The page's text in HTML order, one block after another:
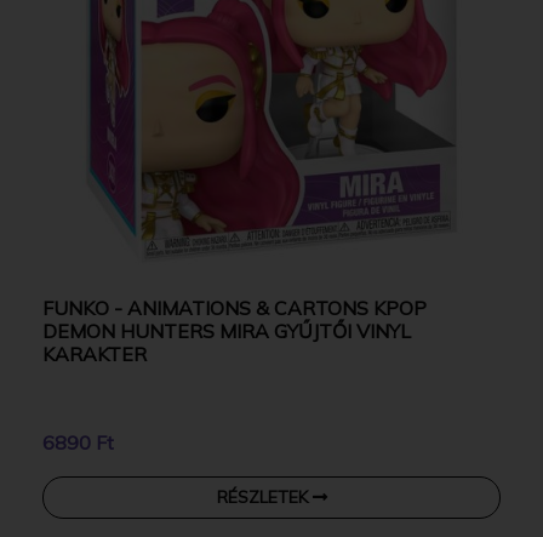
FUNKO - ANIMATIONS & CARTONS KPOP
DEMON HUNTERS MIRA GYŰJTŐI VINYL
KARAKTER
6890 Ft
RÉSZLETEK